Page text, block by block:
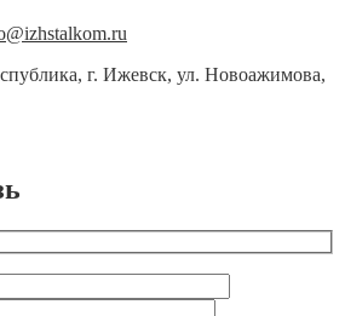
г. Ижевск, ул. Новоажимова,